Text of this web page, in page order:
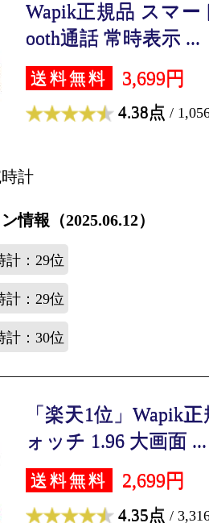
Wapik正規品 スマ
ooth通話 常時表示 ...
送料無料 3,699円
4.38点 /
計
情報（2025.06.12）
計：29位
計：29位
計：30位
「楽天1位」Wapik
ォッチ 1.96 大画面 ...
送料無料 2,699円
4.35点 /